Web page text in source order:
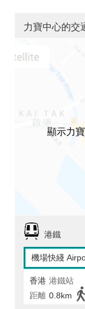
力寶中心的交
顯示力
港鐵
機場快綫
香港 港鐵站
距離 0.8km